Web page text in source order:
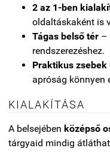
2 az 1-ben
oldaltáskaként is
Tágas belső tér –
rendszerezéshez.
Praktikus zsebek
apróság könnyen
KIALAKÍTÁSA
A belsejében középső
tárgyaid mindig